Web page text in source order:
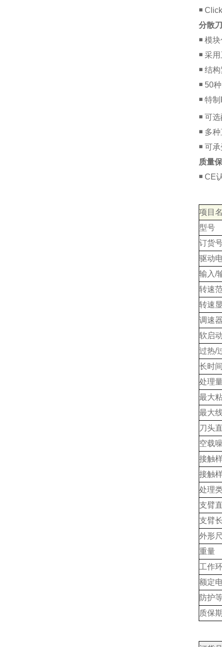
￭
分散
￭ 模
￭ 采
￭ 结
￭ 50
￭ 特
￭ 可
￭ 多
￭ 可
质量
￭ CE
项目
型号
订货
驱动
输入/
转速
转速
调速
软启
过热/
长时
处理
最大
最大
刀头
空载
接触
接触
处理
支臂
支臂
外形
重量
工作
额定
防护
质保